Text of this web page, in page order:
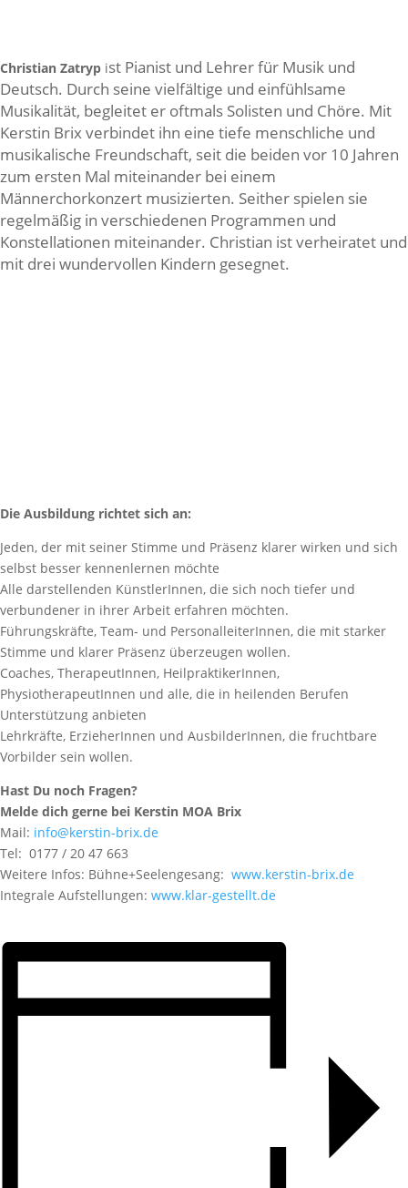
Christian Zatryp ist Pianist und Lehrer für Musik und
Deutsch. Durch seine vielfältige und einfühlsame
Musikalität, begleitet er oftmals Solisten und Chöre. Mit
Kerstin Brix verbindet ihn eine tiefe menschliche und
musikalische Freundschaft, seit die beiden vor 10 Jahren
zum ersten Mal miteinander bei einem
Männerchorkonzert musizierten. Seither spielen sie
regelmäßig in verschiedenen Programmen und
Konstellationen miteinander. Christian ist verheiratet und
mit drei wundervollen Kindern gesegnet.
Die Ausbildung richtet sich an:
Jeden, der mit seiner Stimme und Präsenz klarer wirken und sich
selbst besser kennenlernen möchte
Alle darstellenden KünstlerInnen, die sich noch tiefer und
verbundener in ihrer Arbeit erfahren möchten.
Führungskräfte, Team- und PersonalleiterInnen, die mit starker
Stimme und klarer Präsenz überzeugen wollen.
Coaches, TherapeutInnen, HeilpraktikerInnen,
PhysiotherapeutInnen und alle, die in heilenden Berufen
Unterstützung anbieten
Lehrkräfte, ErzieherInnen und AusbilderInnen, die fruchtbare
Vorbilder sein wollen.
Hast Du noch Fragen?
Melde dich gerne bei Kerstin MOA Brix
Mail: info@kerstin-brix.de
Tel: 0177 / 20 47 663
Weitere Infos: Bühne+Seelengesang: www.kerstin-brix.de
Integrale Aufstellungen: www.klar-gestellt.de